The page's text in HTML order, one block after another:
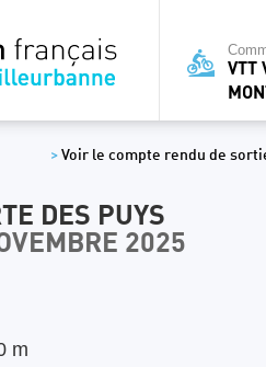
VTT
> Voir le compte rendu de
DES PUYS
2025
m